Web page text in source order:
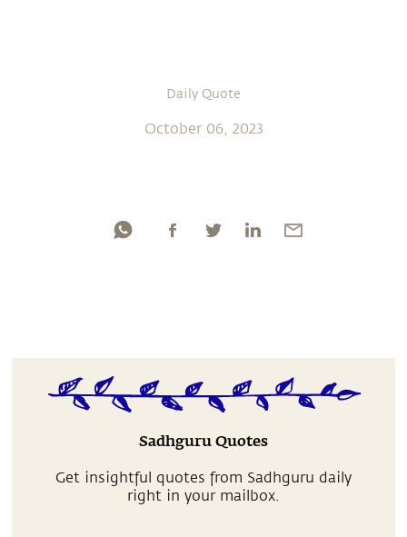
Daily Quote
October 06, 2023
Sadhguru Quotes
Get insightful quotes from Sadhguru daily
right in your mailbox.